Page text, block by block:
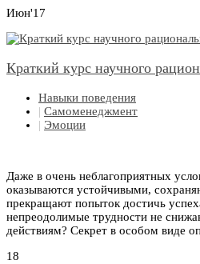
Июн'17
Краткий курс научного
Навыки поведения
| Самоменеджмент
| Эмоции
Даже в очень неблагоприятных
оказываются устойчивыми,
прекращают попыток достичь
непреодолимые трудности не
действиям? Секрет в особом виде
18